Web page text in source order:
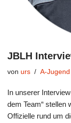
JBLH
von urs A-Jugend
In unserer
dem Team“ stellen
Offizielle rund um